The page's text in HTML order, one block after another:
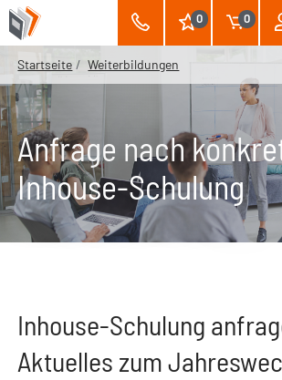
0 0
Startseite Weiterbildungen
Anfrage nach
Inhouse-Schulung
Inhouse-Schulung
Aktuelles zum